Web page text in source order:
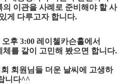
의 이관을 사례로 준비해야 할 사
게 다루고자 합니다.
후 3:00 레이첼카슨홀에서
체를 같이 고민해 봤으면 합니다.
회원님들 더운 날씨에 고생하
니다^^